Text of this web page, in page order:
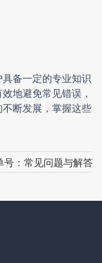
备一定的专业知识
地避免常见错误，
断发展，掌握这些
号：常见问题与解答